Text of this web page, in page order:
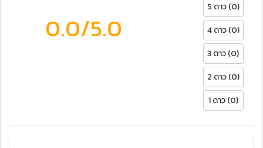
0.0/5.0
5 ดาว (0)
4 ดาว (0)
3 ดาว (0)
2 ดาว (0)
1 ดาว (0)